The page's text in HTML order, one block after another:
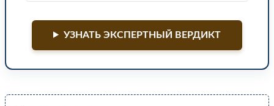
УЗНАТЬ ЭКСПЕРТНЫЙ ВЕРДИКТ